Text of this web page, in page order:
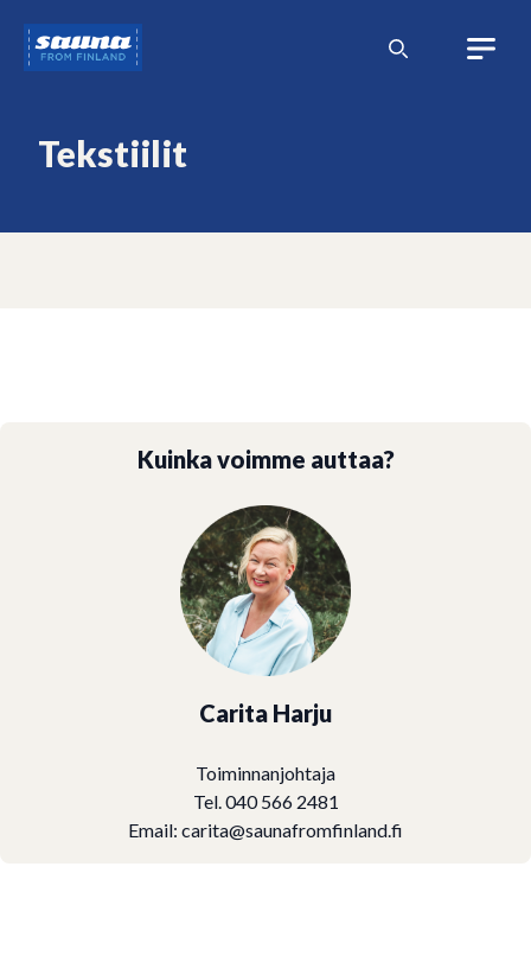
sisältöön
Sauna
from
Tekstiilit
Kuinka voimme auttaa?
Carita Harju
Toiminnanjohtaja
Tel. 040 566 2481
Email: carita@saunafromfinland.fi